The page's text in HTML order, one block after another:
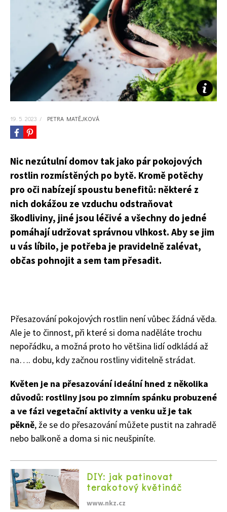
KVÍZY A TESTY
19. 5. 2023 / PETRA MATĚJKOVÁ
Nic nezútulní domov tak jako pár pokojových
rostlin rozmístěných po bytě. Kromě potěchy
pro oči nabízejí spoustu benefitů: některé z
nich dokážou ze vzduchu odstraňovat
škodliviny, jiné jsou léčivé a všechny do jedné
pomáhají udržovat správnou vlhkost. Aby se jim
u vás líbilo, je potřeba je pravidelně zalévat,
občas pohnojit a sem tam přesadit.
Přesazování pokojových rostlin není vůbec žádná věda.
Ale je to činnost, při které si doma naděláte trochu
nepořádku, a možná proto ho většina lidí odkládá až
na…. dobu, kdy začnou rostliny viditelně strádat.
Květen je na přesazování ideální hned z několika
důvodů: rostliny jsou po zimním spánku probuzené
a ve fázi vegetační aktivity a venku už je tak
pěkně, že se do přesazování můžete pustit na zahradě
nebo balkoně a doma si nic neušpiníte.
DIY: jak patinovat
terakotový květináč
www.nkz.cz